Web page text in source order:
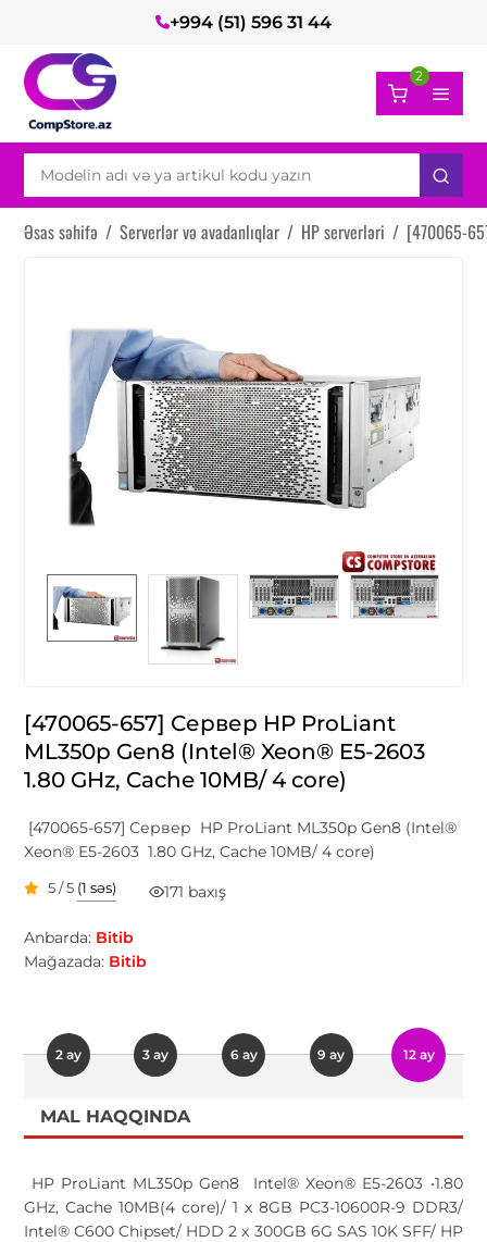
+994 (51) 596 31 44
2
Əsas səhifə / Serverlər və avadanlıqlar / HP serverləri / [470065-
[470065-657] Сервер HP ProLiant
ML350p Gen8 (Intel® Xeon® E5-2603
1.80 GHz, Cache 10MB/ 4 core)
[470065-657] Сервер HP ProLiant ML350p Gen8 (Intel®
Xeon® E5-2603 1.80 GHz, Cache 10MB/ 4 core)
5 / 5 (1 səs) 171 baxış
Anbarda: Bitib
Mağazada: Bitib
2 ay 3 ay 6 ay 9 ay 12 ay
MAL HAQQINDA
HP ProLiant ML350p Gen8 Intel® Xeon® E5-2603 •1.80
GHz, Cache 10MB(4 core)/ 1 x 8GB PC3-10600R-9 DDR3/
Intel® C600 Chipset/ HDD 2 x 300GB 6G SAS 10K SFF/ HP